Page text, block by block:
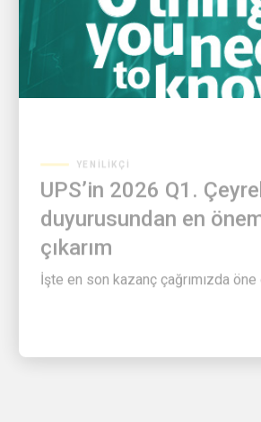
UPS’in 2026 Q1.
duyurusundan en
çıkarım
İşte en son kazanç çağrımızda öne